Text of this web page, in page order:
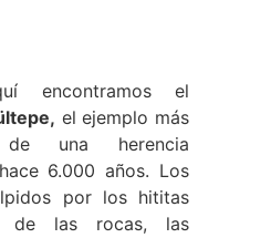
encontramos el
el ejemplo más
de una herencia
6.000 años. Los
por los hititas
las rocas, las